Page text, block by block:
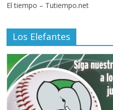
El tiempo – Tutiempo.net
Los Elefantes